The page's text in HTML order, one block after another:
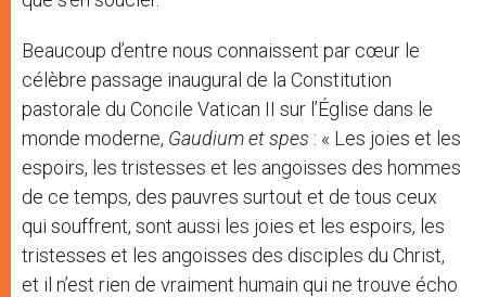
Beaucoup d’entre nous connaissent par cœur le
célèbre passage inaugural de la Constitution
pastorale du Concile Vatican II sur l’Église dans le
monde moderne, Gaudium et spes : « Les joies et les
espoirs, les tristesses et les angoisses des hommes
de ce temps, des pauvres surtout et de tous ceux
qui souffrent, sont aussi les joies et les espoirs, les
tristesses et les angoisses des disciples du Christ,
et il n’est rien de vraiment humain qui ne trouve écho